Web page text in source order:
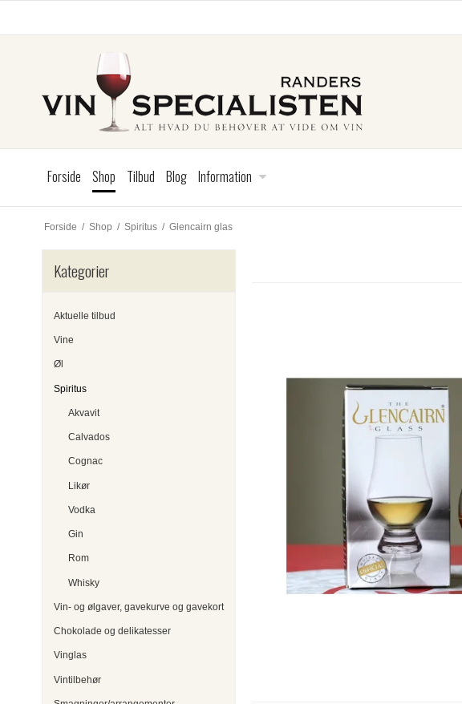
Forside Shop Tilbud Blog Information
Forside / Shop / Spiritus / Glencairn glas
Kategorier
Aktuelle tilbud
Vine
Øl
Spiritus
Akvavit
Calvados
Cognac
Likør
Vodka
Gin
Rom
Whisky
Vin- og ølgaver, gavekurve og gavekort
Chokolade og delikatesser
Vinglas
Vintilbehør